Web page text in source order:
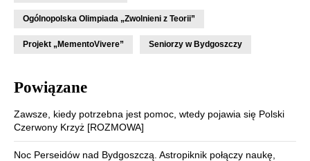
Ogólnopolska Olimpiada „Zwolnieni z Teorii”
Projekt „MementoVivere” Seniorzy w Bydgoszczy
Powiązane
Zawsze, kiedy potrzebna jest pomoc, wtedy pojawia się Polski
Czerwony Krzyż [ROZMOWA]
Noc Perseidów nad Bydgoszczą. Astropiknik połączy naukę,